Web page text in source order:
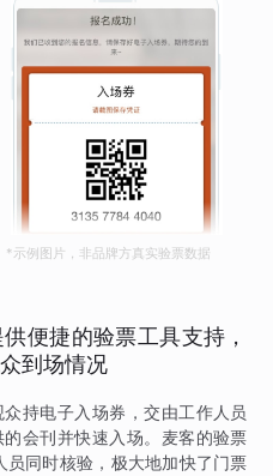
*示例图片，非品牌方真实验票数据
便捷的验票工具支持，
到场情况
持电子入场券，交由工作人员
会刊并快速入场。麦客的验票
同时核验，极大地加快了门票